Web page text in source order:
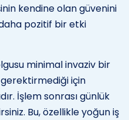
kendine olan güvenini
pozitif bir etki
minimal invaziv bir
için
İşlem sonrası günlük
Bu, özellikle yoğun iş